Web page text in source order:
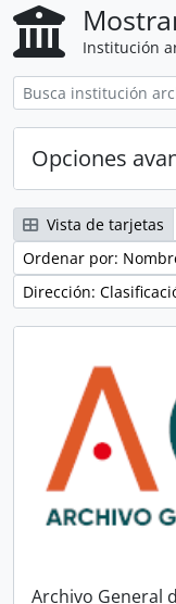
Institución
Opciones
Vista de tarjetas
Ordenar por:
Dirección:
Archivo General